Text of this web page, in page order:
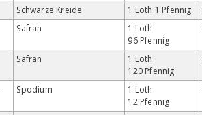
Schwarze Kreide 1 Loth 1 Pfennig
Safran
1 Loth
96 Pfennig
Safran
1 Loth
120 Pfennig
Spodium
1 Loth
12 Pfennig